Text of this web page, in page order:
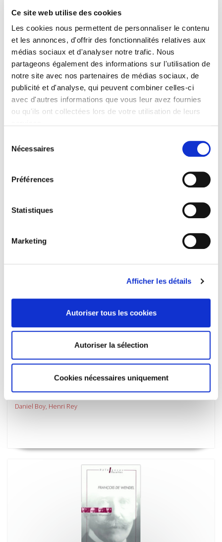
Ce site web utilise des cookies
Les cookies nous permettent de personnaliser le contenu
et les annonces, d'offrir des fonctionnalités relatives aux
médias sociaux et d'analyser notre trafic. Nous
partageons également des informations sur l'utilisation de
notre site avec nos partenaires de médias sociaux, de
publicité et d'analyse, qui peuvent combiner celles-ci
avec d'autres informations que vous leur avez fournies
ou qu'ils ont collectées lors de votre utilisation de leurs
Nécessaires
Préférences
Statistiques
Marketing
Afficher les détails
Autoriser tous les cookies
Autoriser la sélection
Cookies nécessaires uniquement
Du papier à la biométrie
Identifier les individus
Xavier Crettiez, Pierre Piazza
La France en mutation 1980-2005
C'était la gauche plurielle
Daniel Boy, Henri Rey